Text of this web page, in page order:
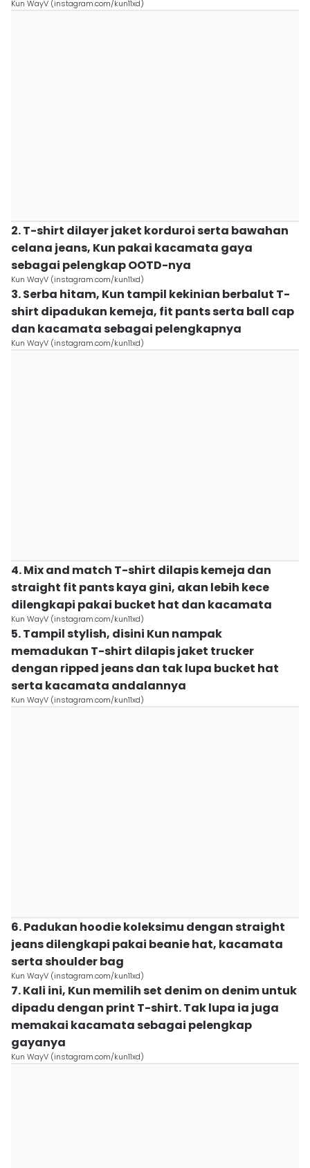
Kun WayV (instagram.com/kun11xd)
2. T-shirt dilayer jaket korduroi serta bawahan
celana jeans, Kun pakai kacamata gaya
sebagai pelengkap OOTD-nya
Kun WayV (instagram.com/kun11xd)
3. Serba hitam, Kun tampil kekinian berbalut T-
shirt dipadukan kemeja, fit pants serta ball cap
dan kacamata sebagai pelengkapnya
Kun WayV (instagram.com/kun11xd)
4. Mix and match T-shirt dilapis kemeja dan
straight fit pants kaya gini, akan lebih kece
dilengkapi pakai bucket hat dan kacamata
Kun WayV (instagram.com/kun11xd)
5. Tampil stylish, disini Kun nampak
memadukan T-shirt dilapis jaket trucker
dengan ripped jeans dan tak lupa bucket hat
serta kacamata andalannya
Kun WayV (instagram.com/kun11xd)
6. Padukan hoodie koleksimu dengan straight
jeans dilengkapi pakai beanie hat, kacamata
serta shoulder bag
Kun WayV (instagram.com/kun11xd)
7. Kali ini, Kun memilih set denim on denim untuk
dipadu dengan print T-shirt. Tak lupa ia juga
memakai kacamata sebagai pelengkap
gayanya
Kun WayV (instagram.com/kun11xd)